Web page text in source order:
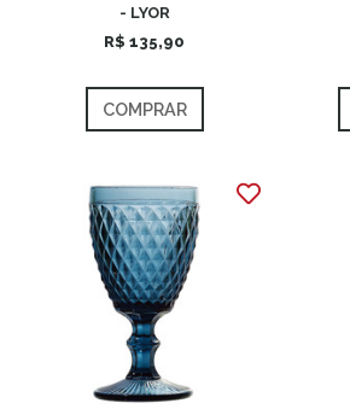
- LYOR
R$ 135,90
COMPRAR